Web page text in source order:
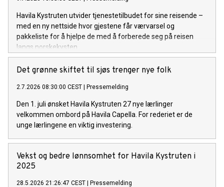
Havila Kystruten utvider tjenestetilbudet for sine reisende –
med en ny nettside hvor gjestene får værvarsel og
pakkeliste for å hjelpe de med å forberede seg på reisen
langs norskekysten.
Det grønne skiftet til sjøs trenger nye folk
2.7.2026 08:30:00 CEST Pressemelding
Den 1. juli ønsket Havila Kystruten 27 nye lærlinger
velkommen ombord på Havila Capella. For rederiet er de
unge lærlingene en viktig investering.
Vekst og bedre lønnsomhet for Havila Kystruten i
2025
28.5.2026 21:26:47 CEST Pressemelding